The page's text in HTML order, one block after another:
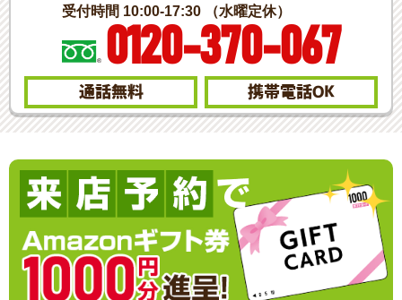
受付時間 10:00-17:30 （水曜定休）
0120-370-067
通話無料 携帯電話OK